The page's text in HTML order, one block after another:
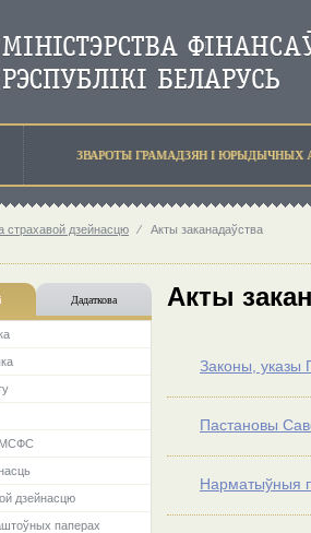
ЗВАРОТЫ ГРАМАДЗЯН I ЮРЫДЫЧНЫХ
страхавой дзейнасцю ⁄ Акты заканадаўства
Дадаткова
МСФС
дзейнасцю
паперах
Акты
Законы, указы
Пастановы
Нарматыўныя